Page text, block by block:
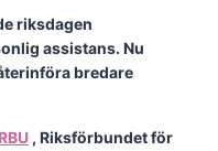
riksdagen
assistans. Nu
bredare
RBU , Riksförbundet för